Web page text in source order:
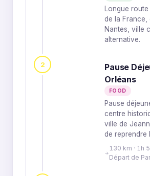
Longue
de la France,
Nantes, ville
alternative.
2
Pause
Orléans
FOOD
Pause
centre
ville de
de reprendre
130 km · 1h
Départ de